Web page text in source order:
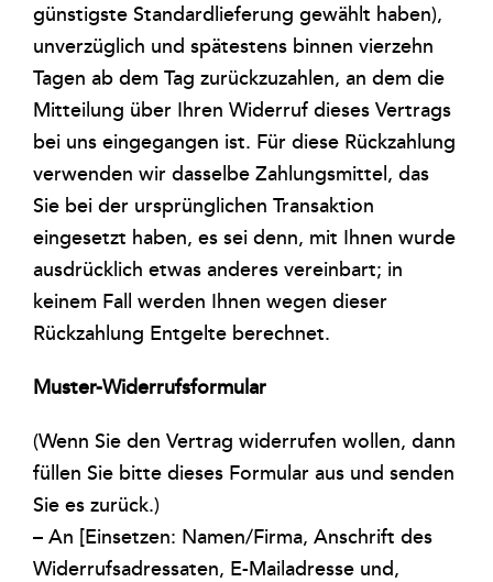
günstigste Standardlieferung gewählt haben),
unverzüglich und spätestens binnen vierzehn
Tagen ab dem Tag zurückzuzahlen, an dem die
Mitteilung über Ihren Widerruf dieses Vertrags
bei uns eingegangen ist. Für diese Rückzahlung
verwenden wir dasselbe Zahlungsmittel, das
Sie bei der ursprünglichen Transaktion
eingesetzt haben, es sei denn, mit Ihnen wurde
ausdrücklich etwas anderes vereinbart; in
keinem Fall werden Ihnen wegen dieser
Rückzahlung Entgelte berechnet.
Muster-Widerrufsformular
(Wenn Sie den Vertrag widerrufen wollen, dann
füllen Sie bitte dieses Formular aus und senden
Sie es zurück.)
– An [Einsetzen: Namen/Firma, Anschrift des
Widerrufsadressaten, E-Mailadresse und,